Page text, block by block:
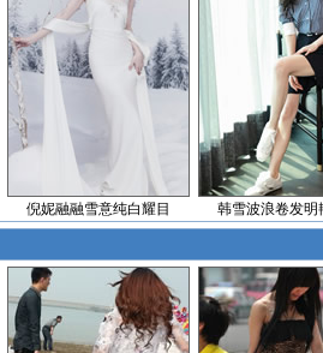
倪妮融融雪意纯白耀目 韩雪波浪卷发明